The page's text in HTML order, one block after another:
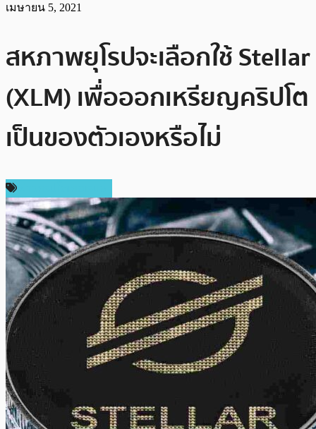
เมษายน 5, 2021
สหภาพยุโรปจะเลือกใช้ Stellar
(XLM) เพื่อออกเหรียญคริปโต
เป็นของตัวเองหรือไม่